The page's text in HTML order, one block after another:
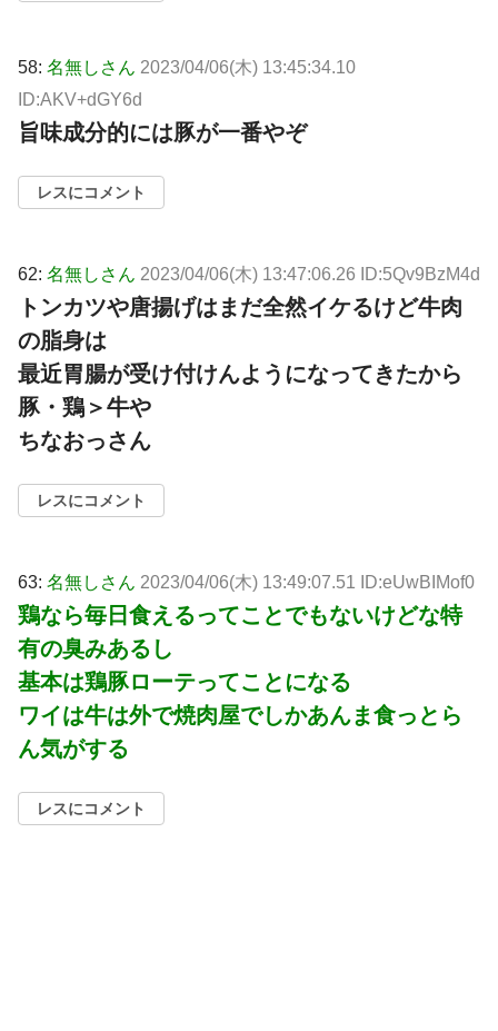
58: 名無しさん 2023/04/06(木) 13:45:34.10
ID:AKV+dGY6d
旨味成分的には豚が一番やぞ
レスにコメント
62: 名無しさん 2023/04/06(木) 13:47:06.26 ID:5Qv9BzM4d
トンカツや唐揚げはまだ全然イケるけど牛肉
の脂身は
最近胃腸が受け付けんようになってきたから
豚・鶏＞牛や
ちなおっさん
レスにコメント
63: 名無しさん 2023/04/06(木) 13:49:07.51 ID:eUwBIMof0
鶏なら毎日食えるってことでもないけどな特
有の臭みあるし
基本は鶏豚ローテってことになる
ワイは牛は外で焼肉屋でしかあんま食っとら
ん気がする
レスにコメント